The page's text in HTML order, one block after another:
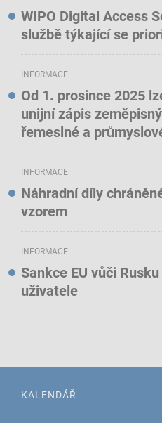
WIPO Digital Access
službě týkající se
INFORMACE
Od 1. prosince 2025
unijní zápis
řemeslné a
INFORMACE
Náhradní díly
vzorem
INFORMACE
Sankce EU vůči
uživatele
KALENDÁŘ